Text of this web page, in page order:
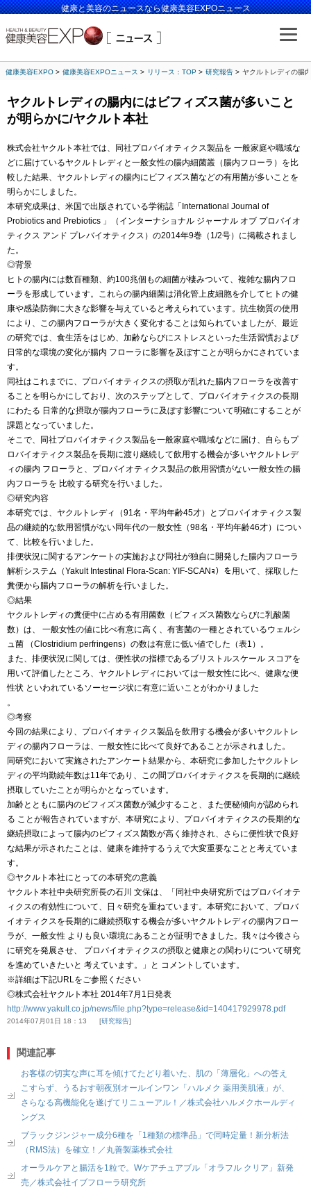
健康と美容のニュースなら健康美容EXPOニュース
健康美容EXPO 健康美容EXPOニュース リリース：TOP 研究報告 ヤクルトレディの腸
ヤクルトレディの腸内にはビフィズス菌が多いこと
が明らかに/ヤクルト本社
株式会社ヤクルト本社では、同社プロバイオティクス製品を 一般家庭や職域な
どに届けているヤクルトレディと一般女性の腸内細菌叢（腸内フローラ）を比
較した結果、ヤクルトレディの腸内にビフィズス菌などの有用菌が多いことを
明らかにしました。
本研究成果は、米国で出版されている学術誌「International Journal of
Probiotics and Prebiotics 」（インターナショナル ジャーナル オブ プロバイオ
ティクス アンド プレバイオティクス）の2014年9巻（1/2号）に掲載されまし
た。
◎背景
ヒトの腸内には数百種類、約100兆個もの細菌が棲みついて、複雑な腸内フロ
ーラを形成しています。これらの腸内細菌は消化管上皮細胞を介してヒトの健
康や感染防御に大きな影響を与えていると考えられています。抗生物質の使用
により、この腸内フローラが大きく変化することは知られていましたが、最近
の研究では、食生活をはじめ、加齢ならびにストレスといった生活習慣および
日常的な環境の変化が腸内 フローラに影響を及ぼすことが明らかにされていま
す。
同社はこれまでに、プロバイオティクスの摂取が乱れた腸内フローラを改善す
ることを明らかにしており、次のステップとして、プロバイオティクスの長期
にわたる 日常的な摂取が腸内フローラに及ぼす影響について明確にすることが
課題となっていました。
そこで、同社プロバイオティクス製品を一般家庭や職域などに届け、自らもプ
ロバイオティクス製品を長期に渡り継続して飲用する機会が多いヤクルトレデ
ィの腸内 フローラと、プロバイオティクス製品の飲用習慣がない一般女性の腸
内フローラを 比較する研究を行いました。
◎研究内容
本研究では、ヤクルトレディ（91名・平均年齢45才）とプロバイオティクス製
品の継続的な飲用習慣がない同年代の一般女性（98名・平均年齢46才）につい
て、比較を行いました。
排便状況に関するアンケートの実施および同社が独自に開発した腸内フローラ
解析システム（Yakult Intestinal Flora-Scan: YIF-SCANｮ）を用いて、採取した
糞便から腸内フローラの解析を行いました。
◎結果
ヤクルトレディの糞便中に占める有用菌数（ビフィズス菌数ならびに乳酸菌
数）は、 一般女性の値に比べ有意に高く、有害菌の一種とされているウェルシ
ュ菌 （Clostridium perfringens）の数は有意に低い値でした（表1）。
また、排便状況に関しては、便性状の指標であるブリストルスケール スコアを
用いて評価したところ、ヤクルトレディにおいては一般女性に比べ、健康な便
性状 といわれているソーセージ状に有意に近いことがわかりました
。
◎考察
今回の結果により、プロバイオティクス製品を飲用する機会が多いヤクルトレ
ディの腸内フローラは、一般女性に比べて良好であることが示されました。
同研究において実施されたアンケート結果から、本研究に参加したヤクルトレ
ディの平均勤続年数は11年であり、この間プロバイオティクスを長期的に継続
摂取していたことが明らかとなっています。
加齢とともに腸内のビフィズス菌数が減少すること、また便秘傾向が認められ
る ことが報告されていますが、本研究により、プロバイオティクスの長期的な
継続摂取によって腸内のビフィズス菌数が高く維持され、さらに便性状で良好
な結果が示されたことは、健康を維持するうえで大変重要なことと考えていま
す。
◎ヤクルト本社にとっての本研究の意義
ヤクルト本社中央研究所長の石川 文保は、「同社中央研究所ではプロバイオテ
ィクスの有効性について、日々研究を重ねています。本研究において、プロバ
イオティクスを長期的に継続摂取する機会が多いヤクルトレディの腸内フロー
ラが、一般女性 よりも良い環境にあることが証明できました。我々は今後さら
に研究を発展させ、 プロバイオティクスの摂取と健康との関わりについて研究
を進めていきたいと 考えています。」と コメントしています。
※詳細は下記URLをご参照ください
◎株式会社ヤクルト本社 2014年7月1日発表
http://www.yakult.co.jp/news/file.php?type=release&id=140417929978.pdf
2014年07月01日 18：13 研究報告
関連記事
お客様の切実な声に耳を傾けてたどり着いた、肌の「薄層化」への答え
こすらず、うるおす朝夜別オールインワン「ハルメク 薬用美肌液」が、
さらなる高機能化を遂げてリニューアル！／株式会社ハルメクホールディ
ングス
ブラックジンジャー成分6種を「1種類の標準品」で同時定量！新分析法
（RMS法）を確立！／丸善製薬株式会社
オーラルケアと腸活を1粒で。Wケアチュアブル「オラフル クリア」新発
売／株式会社イブフローラ研究所